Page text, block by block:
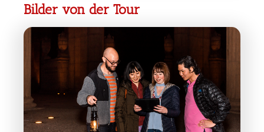
Bilder von der Tour